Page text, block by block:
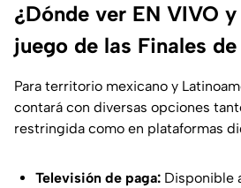
¿Dónde ver EN VIVO
juego de las Finales
Para territorio mexicano y
contará con diversas opciones
restringida como en plataformas
Televisión de paga: Disponible